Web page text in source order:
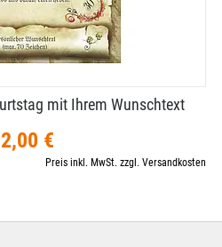
mit Ihrem Wunschtext
€
Preis inkl. MwSt. zzgl. Versandkosten